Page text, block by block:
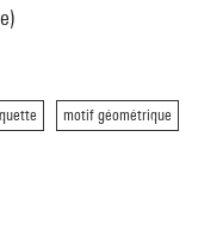
motif géométrique